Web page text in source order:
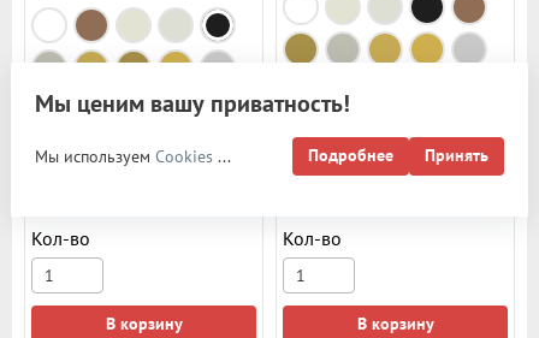
Кол-во
В корзину
Арт: 16646
Кол-во
В корзину
Мы ценим вашу приватность!
Мы используем Cookies... Подробнее Принять